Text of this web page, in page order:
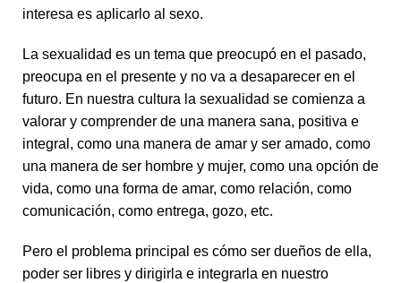
interesa es aplicarlo al sexo.
La sexualidad es un tema que preocupó en el pasado,
preocupa en el presente y no va a desaparecer en el
futuro. En nuestra cultura la sexualidad se comienza a
valorar y comprender de una manera sana, positiva e
integral, como una manera de amar y ser amado, como
una manera de ser hombre y mujer, como una opción de
vida, como una forma de amar, como relación, como
comunicación, como entrega, gozo, etc.
Pero el problema principal es cómo ser dueños de ella,
poder ser libres y dirigirla e integrarla en nuestro